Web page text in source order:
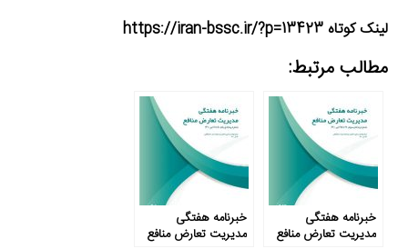
لینک کوتاه https://iran-bssc.ir/?p=13423
مطالب مرتبط:
خبرنامه هفتگی
مدیریت تعارض منافع
خبرنامه هفتگی
مدیریت تعارض منافع